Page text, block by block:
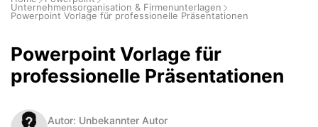
Unternehmensorganisation & Firmenunterlagen
Powerpoint Vorlage für professionelle Präsentationen
Powerpoint Vorlage für
professionelle Präsentationen
Autor: Unbekannter Autor